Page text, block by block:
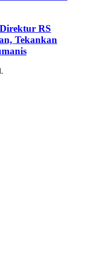
RS
Tekankan